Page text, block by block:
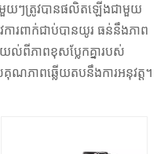
យៗត្រូវបានផលិតឡើងជាមួយ
ការពាក់ជាប់បានយូរ ធន់នឹងភាព
យល់ពីភាពខុសប្លែកគ្នារបស់
គុណភាពឆ្លើយតបនឹងការអនុវត្ត។